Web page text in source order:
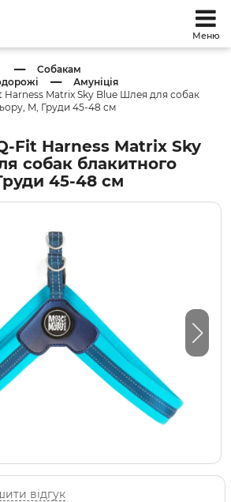
Меню
Собакам
Амуніція
Harness Matrix Sky Blue Шлея для собак
M, Груди 45-48 см
Fit Harness Matrix Sky
собак блакитного
45-48 см
відгук